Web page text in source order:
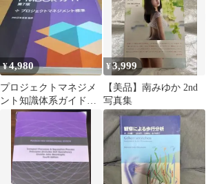
¥4,980
プロジェクトマネジメ
ント知識体系ガイド
(PMBOKガイド)第7版
+プロジェクト…
¥3,999
【美品】南みゆか 2nd
写真集